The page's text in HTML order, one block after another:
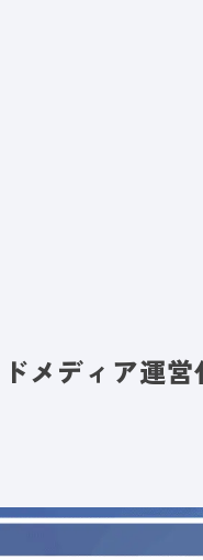
メディア運